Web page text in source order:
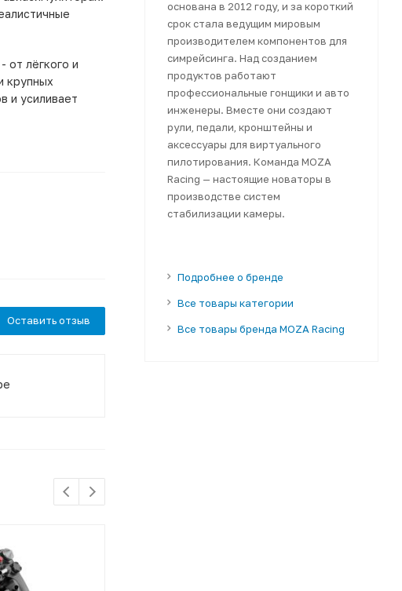
от лёгкого и
крупных
и усиливает
Оставить отзыв
основана в 2012 году, и за короткий
срок стала ведущим мировым
производителем компонентов для
симрейсинга. Над созданием
продуктов работают
профессиональные гонщики и авто
инженеры. Вместе они создают
рули, педали, кронштейны и
аксессуары для виртуального
пилотирования. Команда MOZA
Racing — настоящие новаторы в
производстве систем
стабилизации камеры.
Подробнее о бренде
Все товары категории
Все товары бренда MOZA Racing